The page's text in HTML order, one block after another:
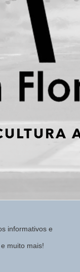
informativos e
muito mais!